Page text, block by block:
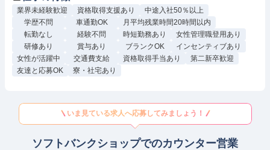
業界未経験歓迎 資格取得支援あり
中途入社50％以上
学歴不問
車通勤OK
月平均残業時間20時間以内
転勤なし
経験不問 時短勤務あり
女性管理職登用あり
研修あり
賞与あり ブランクOK
インセンティブあり
女性が活躍中
交通費支給 資格取得手当あり
第二新卒歓迎
友達と応募OK
寮・社宅あり
いま見ている求人へ応募してみましょう！
ソフトバンクショップでのカウンター営業